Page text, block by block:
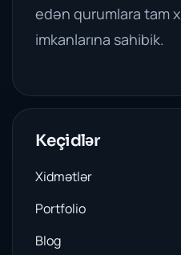
edən qurumlara tam
imkanlarına sahibik.
Keçidlər
Xidmətlər
Portfolio
Blog